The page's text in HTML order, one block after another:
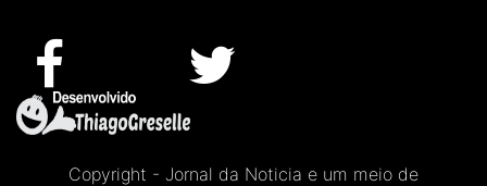
Copyright - Jornal da Noticia e um meio de